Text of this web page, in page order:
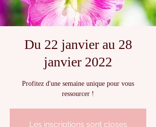
Du 22 janvier au 28
janvier 2022
Profitez d'une semaine unique pour vous
ressourcer !
Les inscriptions sont closes